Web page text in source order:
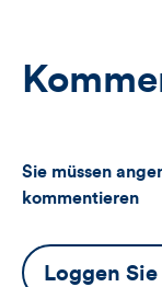
Sie müssen
kommentieren
Dieser
Loggen